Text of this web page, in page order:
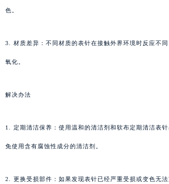
色。
3. 材质差异：不同材质的表针在接触外界环境时反应不
氧化。
解决办法
1. 定期清洁保养：使用温和的清洁剂和软布定期清洁表
免使用含有腐蚀性成分的清洁剂。
2. 更换受损部件：如果发现表针已经严重受损或变色无